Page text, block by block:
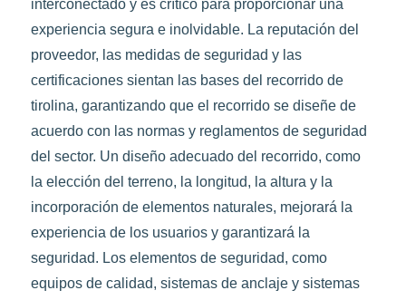
interconectado y es crítico para proporcionar una
experiencia segura e inolvidable. La reputación del
proveedor, las medidas de seguridad y las
certificaciones sientan las bases del recorrido de
tirolina, garantizando que el recorrido se diseñe de
acuerdo con las normas y reglamentos de seguridad
del sector. Un diseño adecuado del recorrido, como
la elección del terreno, la longitud, la altura y la
incorporación de elementos naturales, mejorará la
experiencia de los usuarios y garantizará la
seguridad. Los elementos de seguridad, como
equipos de calidad, sistemas de anclaje y sistemas